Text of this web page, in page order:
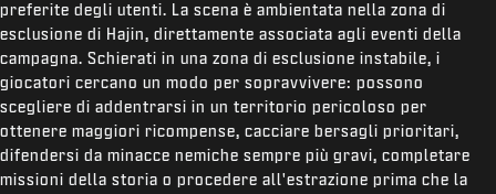
preferite degli utenti. La scena è ambientata nella zona di
esclusione di Hajin, direttamente associata agli eventi della
campagna. Schierati in una zona di esclusione instabile, i
giocatori cercano un modo per sopravvivere: possono
scegliere di addentrarsi in un territorio pericoloso per
ottenere maggiori ricompense, cacciare bersagli prioritari,
difendersi da minacce nemiche sempre più gravi, completare
missioni della storia o procedere all'estrazione prima che la